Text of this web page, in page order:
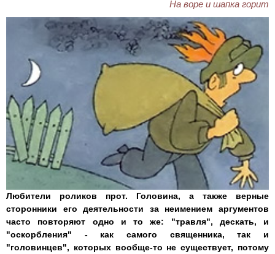
На воре и шапка горит
Любители роликов прот. Головина, а также верные
сторонники его деятельности за неимением аргументов
часто повторяют одно и то же: "травля", дескать, и
"оскорбления" - как самого священника, так и
"головинцев", которых вообще-то не существует, потому